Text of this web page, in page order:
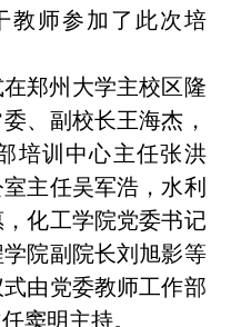
教师参加了此次培
郑州大学主校区隆
、副校长王海杰 ，
培训中心主任张洪
主任吴军浩 ， 水利
，化工学院党委书记
院副院长刘旭影等
式由党委教师工作部
窦明主持。